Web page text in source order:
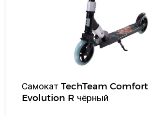
Самокат TechTeam Comfort
Evolution R чёрный